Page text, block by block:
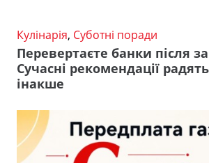
Кулінарія, Суботні поради
Перевертаєте банки після
Сучасні рекомендації
інакше